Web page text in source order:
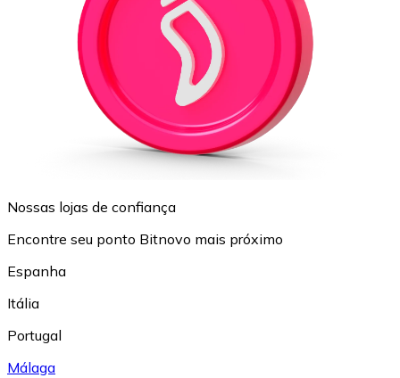
Nossas lojas de confiança
Encontre seu ponto Bitnovo mais próximo
Espanha
Itália
Portugal
Málaga